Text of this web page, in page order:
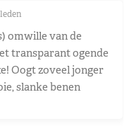
omwille van de
transparant ogende
Oogt zoveel jonger
slanke benen